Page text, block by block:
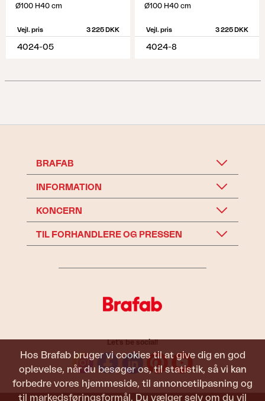
Hos Brafab bruger vi cookies til at give dig en god
oplevelse, når du besøger os, til statistik, så vi kan
forbedre vores hjemmeside, til annoncetilpasning og
til markedsføringsformål. Du vælger selv om du vil
Ø100 H40 cm
Vejl. pris 3 225 DKK
4024-05
Ø100 H40 cm
Vejl. pris 3 225 DKK
4024-8
BRAFAB
INFORMATION
KONCERN
TIL FORHANDLERE OG PRESSEN
Let's be social!